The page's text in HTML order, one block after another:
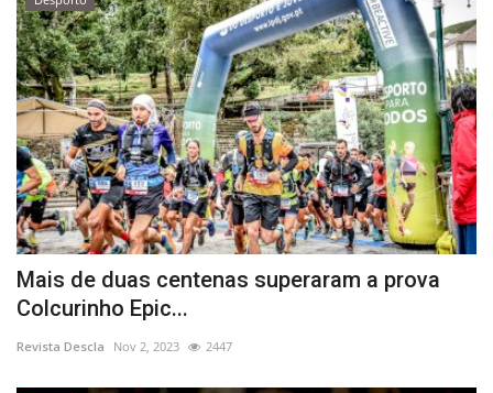
Mais de duas centenas superaram a prova
Colcurinho Epic...
Revista Descla Nov 2, 2023 2447